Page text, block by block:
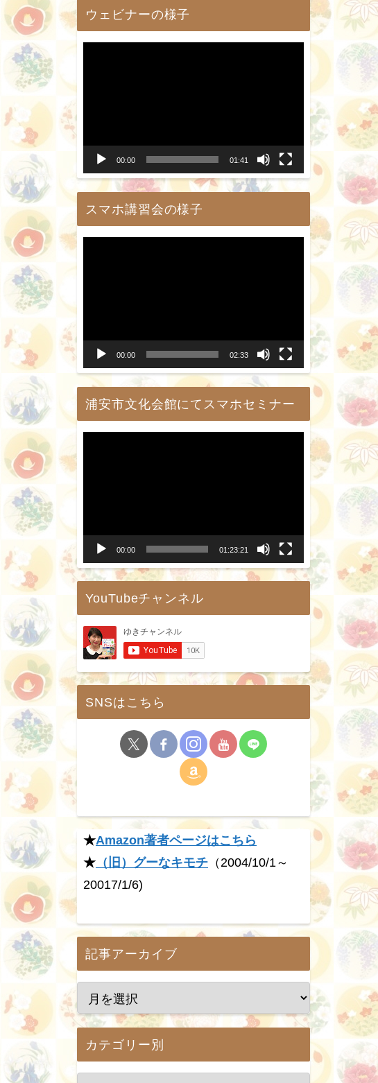
ウェビナーの様子
00:00 01:41
スマホ講習会の様子
00:00 02:33
浦安市文化会館にてスマホセミナー
ー
00:00 01:23:21
YouTubeチャンネル
SNSはこちら
★Amazon著者ページはこちら
★ （旧）グーなキモチ （2004/10/1～
20017/1/6)
記事アーカイブ
カテゴリー別